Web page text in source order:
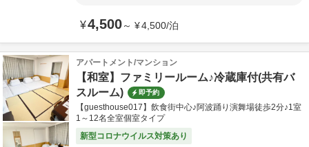
¥4,500～ ¥4,500/泊
アパートメント/マンション
【和室】ファミリールーム♪冷蔵庫付(共有バ
スルーム)
即予約
【guesthouse017】飲食街中心♪阿波踊り演舞場徒歩2分♪1室
1～12名全室個室タイプ
新型コロナウイルス対策あり